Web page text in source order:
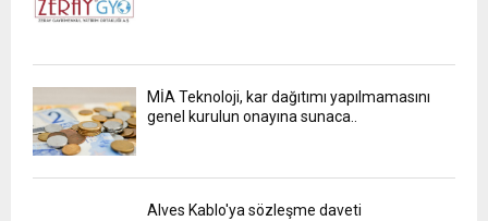
MİA Teknoloji, kar dağıtımı yapılmamasını
genel kurulun onayına sunaca..
Alves Kablo'ya sözleşme daveti